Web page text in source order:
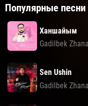
Популярные песни
Ханшайым
Gadilbek
Sen Ushin
Gadilbek